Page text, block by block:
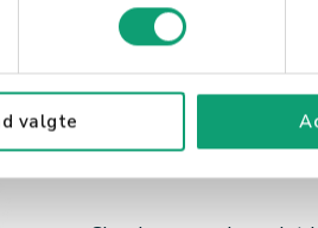
valgte Hvordan